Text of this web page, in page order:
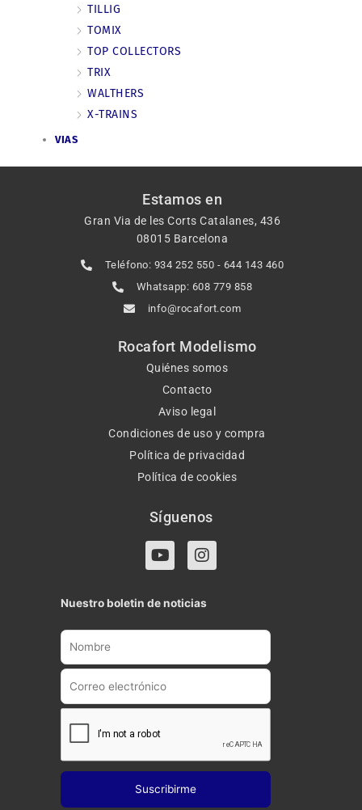
TILLIG
TOMIX
TOP COLLECTORS
TRIX
WALTHERS
X-TRAINS
VIAS
Estamos en
Gran Via de les Corts Catalanes, 436
08015 Barcelona
Teléfono: 934 252 550 - 644 143 460
Whatsapp: 608 779 858
info@rocafort.com
Rocafort Modelismo
Quiénes somos
Contacto
Aviso legal
Condiciones de uso y compra
Política de privacidad
Política de cookies
Síguenos
Y
o
t
u
b
I
n
t
a
g
a
Nuestro boletin de noticias